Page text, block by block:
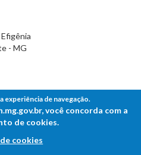
- MG
experiência de navegação.
você concorda com a
de cookies.
cookies